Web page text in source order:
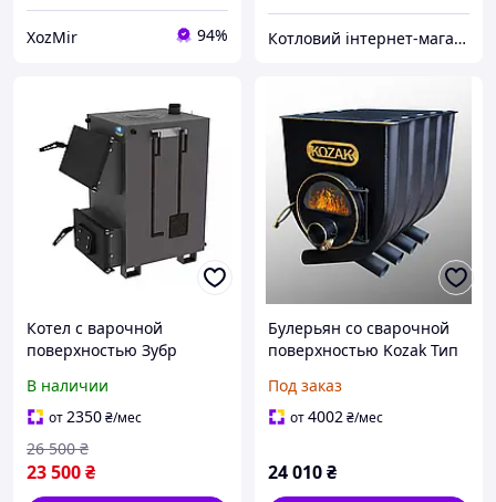
ХоzMir 94% Котловий інтернет-магазин теплотехніки
Котел с варочной
поверхностью Зубр
В наличии
от2350₴/мес
23 500₴
26 500 ₴
Булерьян со сварочной
поверхностью Kozak Тип
Печь отопительно-
варочная Котел
Под заказ
от4002₴/мес
24 010₴